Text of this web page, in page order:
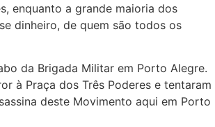
enquanto a grande maioria dos
dinheiro, de quem são todos os
da Brigada Militar em Porto Alegre.
à Praça dos Três Poderes e tentaram
deste Movimento aqui em Porto